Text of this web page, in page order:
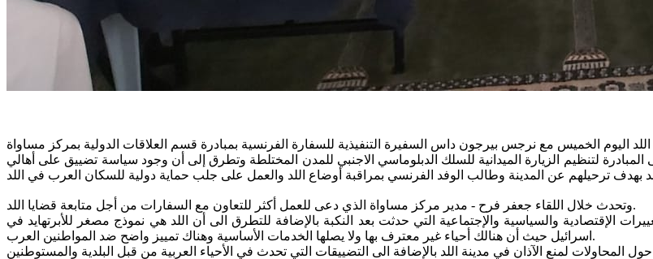
لتنظيم الزيارة الميدانية للسلك الدبلوماسي الاجنبي للمدن المختلطة وتطرق إلى أن وجود سياسة تضييق على أهالي
وتحدث خلال اللقاء جعفر فرح - مدير مركز مساواة الذي دعى للعمل أكثر للتعاون مع السفارات من أجل متابعة قضايا اللد.
الإقتصادية والسياسية والإجتماعية التي حدثت بعد النكبة بالإضافة للتطرق الى أن اللد هي نموذج مصغر للأبرتهايد في
اسرائيل حيث أن هنالك أحياء غير معترف بها ولا يصلها الخدمات الأساسية وهناك تمييز واضح ضد المواطنين العرب.
المحاولات لمنع الآذان في مدينة اللد بالإضافة الى التضييقات التي تحدث في الأحياء العربية من قبل البلدية والمستوطنين